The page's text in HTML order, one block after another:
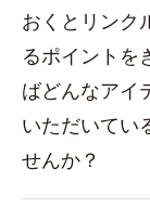
おくとリンク
るポイントを
ばどんなアイ
いただいてい
せんか？